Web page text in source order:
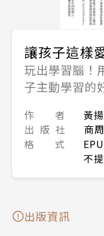
讓孩子這樣
玩出學習腦！
子主動學習的
作 者
黃
出 版 社
商
格 式
不
出版資訊